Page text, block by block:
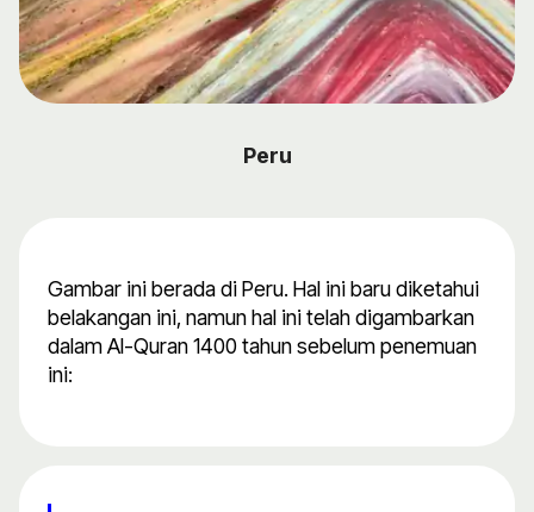
Peru
Gambar ini berada di Peru. Hal ini baru diketahui
belakangan ini, namun hal ini telah digambarkan
dalam Al-Quran 1400 tahun sebelum penemuan
ini: